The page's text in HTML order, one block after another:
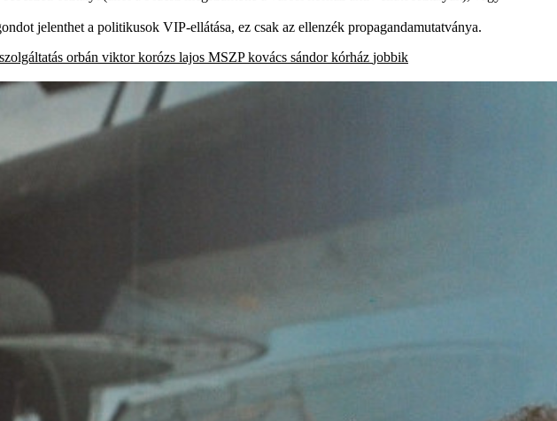
jelenthet a politikusok VIP-ellátása, ez csak az ellenzék propagandamutatványa.
orbán viktor korózs lajos MSZP kovács sándor kórház jobbik